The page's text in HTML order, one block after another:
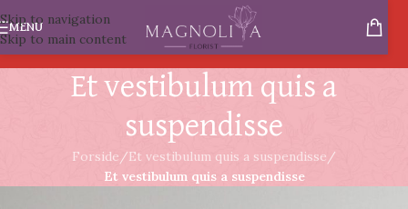
Skip to navigation
Skip to main content
MENU
Et vestibulum quis a
suspendisse
Forside/Et vestibulum quis a suspendisse/
Et vestibulum quis a suspendisse